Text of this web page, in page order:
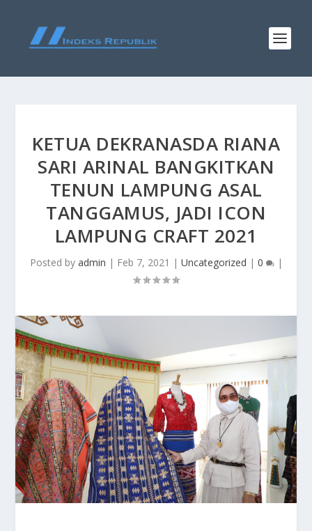
KETUA DEKRANASDA RIANA
SARI ARINAL BANGKITKAN
TENUN LAMPUNG ASAL
TANGGAMUS, JADI ICON
LAMPUNG CRAFT 2021
Posted by admin | Feb 7, 2021 | Uncategorized | 0 |